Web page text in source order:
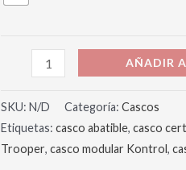
AÑADIR
SKU: N/D Categoría: Cascos
Etiquetas: casco abatible, casco
Trooper, casco modular Kontrol,